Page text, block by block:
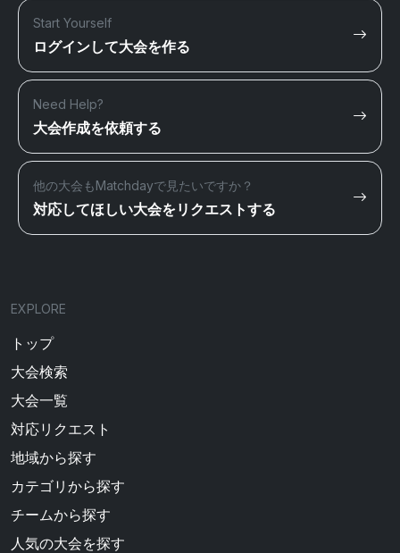
Start Yourself
ログインして大会を作る
Need Help?
大会作成を依頼する
他の大会もMatchdayで見たいですか？
対応してほしい大会をリクエストする
EXPLORE
トップ
大会検索
大会一覧
対応リクエスト
地域から探す
カテゴリから探す
チームから探す
人気の大会を探す